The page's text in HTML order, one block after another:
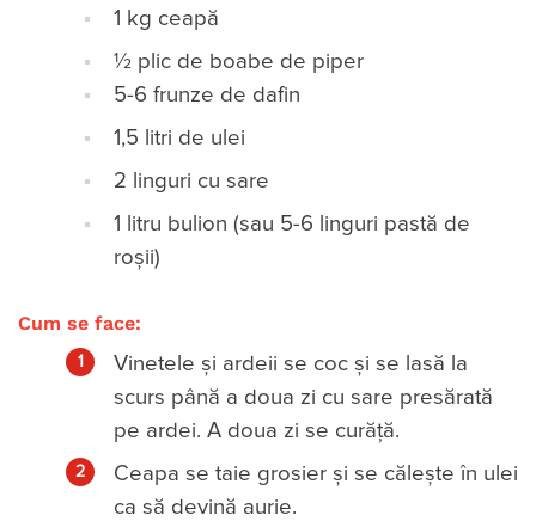
1 kg ceapă
½ plic de boabe de piper
5-6 frunze de dafin
1,5 litri de ulei
2 linguri cu sare
1 litru bulion (sau 5-6 linguri pastă de
roșii)
Cum se face:
Vinetele și ardeii se coc și se lasă la
scurs până a doua zi cu sare presărată
pe ardei. A doua zi se curăță.
Ceapa se taie grosier și se călește în ulei
ca să devină aurie.